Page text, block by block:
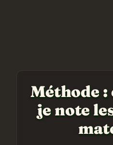
Méthode
je note